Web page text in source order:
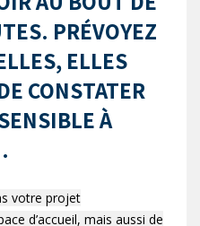
PRÉVOYEZ
ELLES
CONSTATER
À
votre projet
d’accueil, mais aussi de